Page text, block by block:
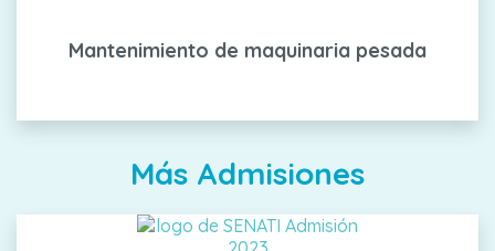
Mantenimiento de maquinaria pesada
Más Admisiones